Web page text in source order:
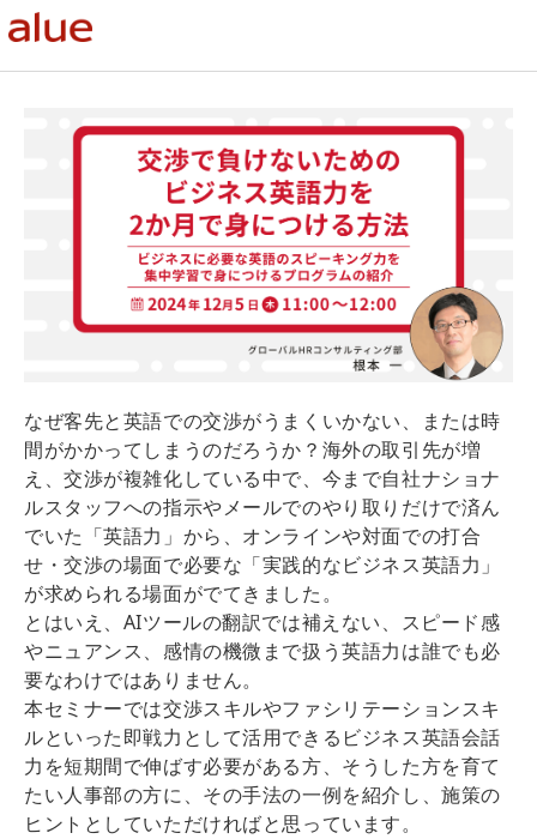
なぜ客先と英語での交渉がうまくいかない、または時
間がかかってしまうのだろうか？海外の取引先が増
え、交渉が複雑化している中で、今まで自社ナショナ
ルスタッフへの指示やメールでのやり取りだけで済ん
でいた「英語力」から、オンラインや対面での打合
せ・交渉の場面で必要な「実践的なビジネス英語力」
が求められる場面がでてきました。
とはいえ、AIツールの翻訳では補えない、スピード感
やニュアンス、感情の機微まで扱う英語力は誰でも必
要なわけではありません。
本セミナーでは交渉スキルやファシリテーションスキ
ルといった即戦力として活用できるビジネス英語会話
力を短期間で伸ばす必要がある方、そうした方を育て
たい人事部の方に、その手法の一例を紹介し、施策の
ヒントとしていただければと思っています。